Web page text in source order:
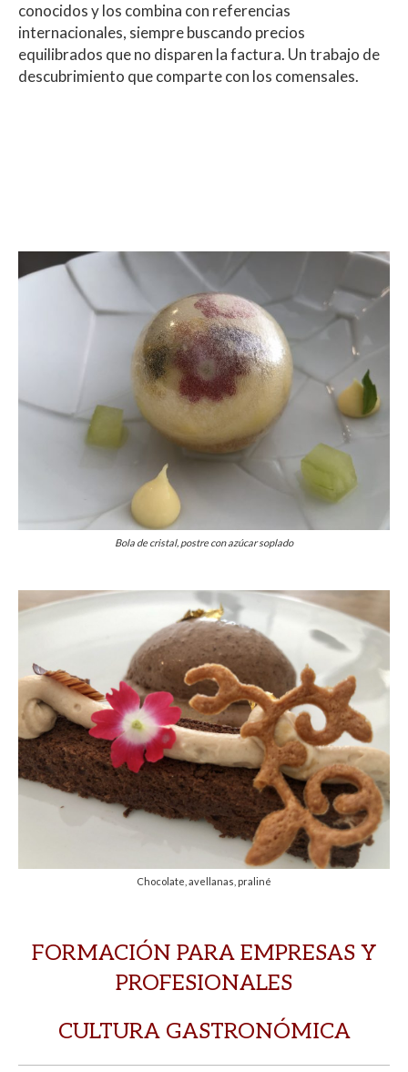
conocidos y los combina con referencias
internacionales, siempre buscando precios
equilibrados que no disparen la factura. Un trabajo de
descubrimiento que comparte con los comensales.
Bola de cristal, postre con azúcar soplado
Chocolate, avellanas, praliné
FORMACIÓN PARA EMPRESAS Y
PROFESIONALES
CULTURA GASTRONÓMICA